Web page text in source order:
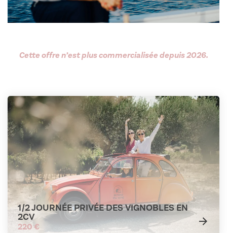
Cette offre n’est plus commercialisée depuis 2026.
1/2 JOURNÉE PRIVÉE DES VIGNOBLES EN
2CV
220 €